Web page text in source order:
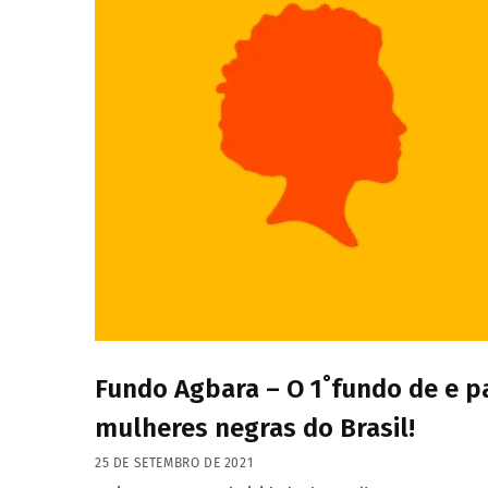
Fundo Agbara – O 1˚fundo de e
mulheres negras do Brasil!
25 DE SETEMBRO DE 2021